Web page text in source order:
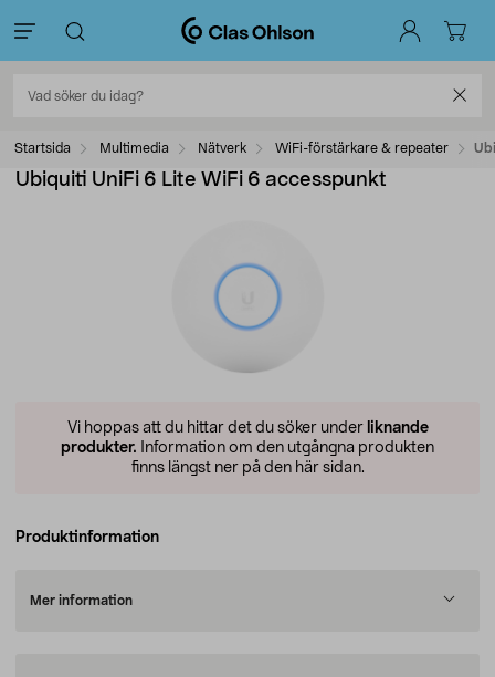
Startsida Multimedia Nätverk WiFi-förstärkare & repeater
Ubiquiti UniFi 6 Lite WiFi 6 accesspunkt
Vi hoppas att du hittar det du söker under liknande
produkter. Information om den utgångna produkten
finns längst ner på den här sidan.
Produktinformation
Mer information